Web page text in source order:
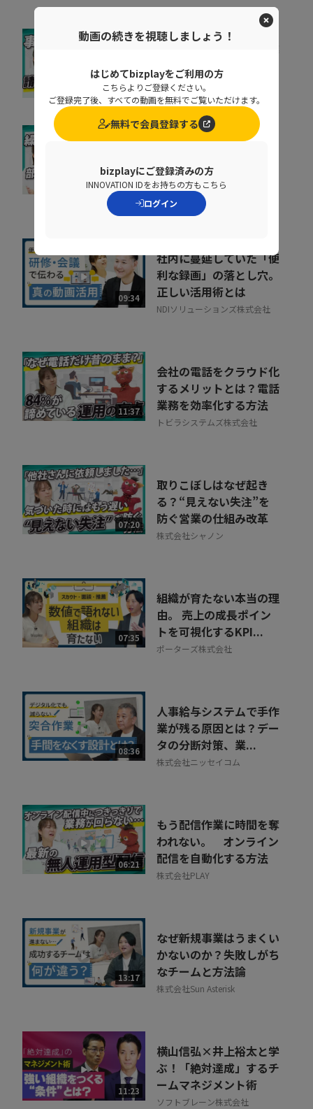
07:05
督促に費やす時間を事業
成果に集中投下
株式会社ラクーンフィナンシャ
ル
07:52
なぜ部下は同じことを聞
をゼロにする方法
NDIソリューションズ株式会社
09:34
社内に蔓延していた「便
利な録画」の落とし穴。
正しい活用術とは
NDIソリューションズ株式会社
11:37
会社の電話をクラウド化
するメリットとは？電話
業務を効率化する方法
トビラシステムズ株式会社
07:20
取りこぼしはなぜ起き
る？“見えない失注”を
防ぐ営業の仕組み改革
株式会社シャノン
07:35
組織が育たない本当の理
由。 売上の成長ポイン
トを可視化するKPI...
ポーターズ株式会社
08:36
人事給与システムで手作
業が残る原因とは？デー
タの分断対策、業...
株式会社ニッセイコム
06:21
もう配信作業に時間を奪
われない。 オンライン
配信を自動化する方法
株式会社PLAY
13:17
なぜ新規事業はうまくい
かないのか？失敗しがち
なチームと方法論
株式会社Sun Asterisk
11:23
横山信弘×井上裕太と学
ぶ！「絶対達成」するチ
ームマネジメント術
ソフトブレーン株式会社
動画の続きを視聴しましょう！
はじめてbizplayをご利用の方
こちらよりご登録ください。
ご登録完了後、すべての動画を無料でご覧いただけます。
無料で会員登録する
bizplayにご登録済みの方
INNOVATION IDをお持ちの方もこちら
ログイン